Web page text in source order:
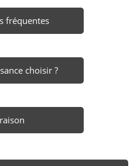
fréquentes
choisir ?